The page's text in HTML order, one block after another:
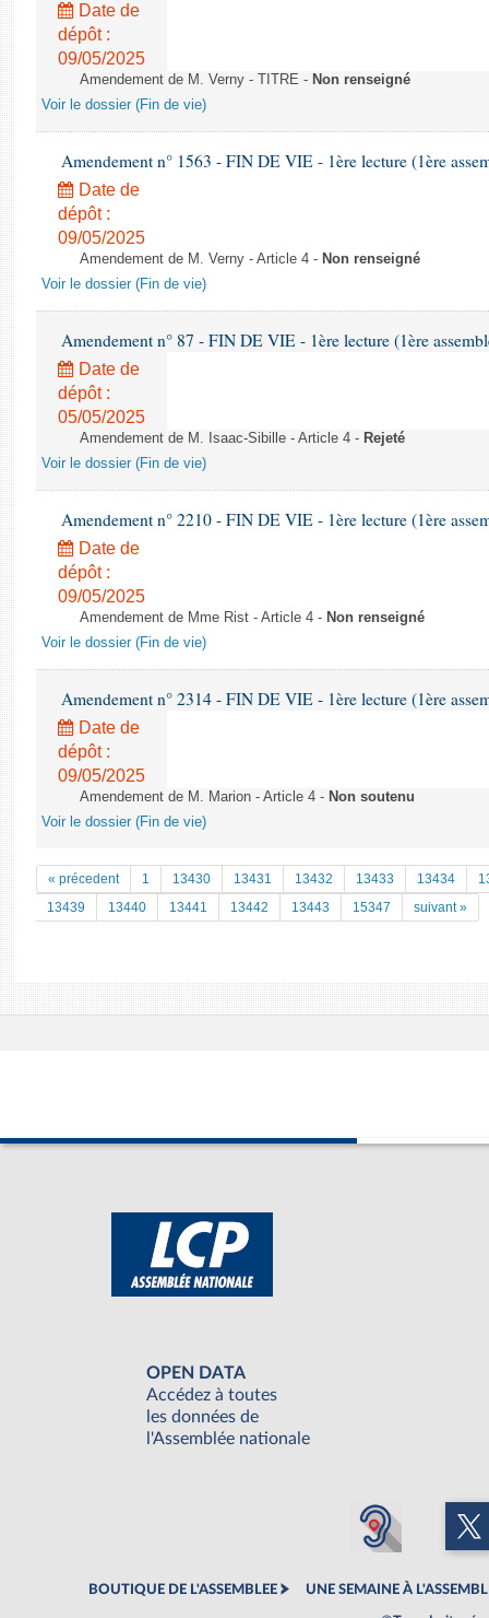
Date de
dépôt :
09/05/2025
Amendement de M. Verny - TITRE - Non renseigné
Voir le dossier (Fin de vie)
Amendement n° 1563 - FIN DE VIE - 1ère lecture (1ère
Date de
dépôt :
09/05/2025
Amendement de M. Verny - Article 4 - Non renseigné
Voir le dossier (Fin de vie)
Amendement n° 87 - FIN DE VIE - 1ère lecture (1ère
Date de
dépôt :
05/05/2025
Amendement de M. Isaac-Sibille - Article 4 - Rejeté
Voir le dossier (Fin de vie)
Amendement n° 2210 - FIN DE VIE - 1ère lecture (1ère
Date de
dépôt :
09/05/2025
Amendement de Mme Rist - Article 4 - Non renseigné
Voir le dossier (Fin de vie)
Amendement n° 2314 - FIN DE VIE - 1ère lecture (1ère
Date de
dépôt :
09/05/2025
Amendement de M. Marion - Article 4 - Non soutenu
Voir le dossier (Fin de vie)
« précedent 1 13430 13431 13432 13433 13434
13439
13440 13441 13442 13443 15347 suivant »
OPEN DATA
Accédez à toutes
les données de
l'Assemblée nationale
BOUTIQUE DE L'ASSEMBLEE UNE SEMAINE À